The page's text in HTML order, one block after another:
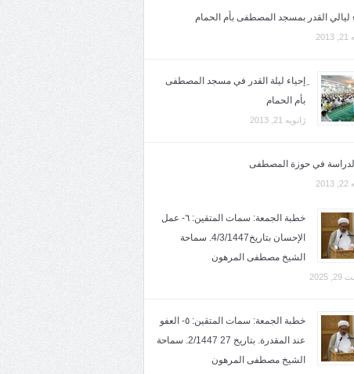
ليالي القدر بمسجد المصطفى بأم الحمام
ِإحياء ليلة القدر في مسجد المصطفى
بأم الحمام
ژانویه 21, 2013
في حوزة المصطفى
خطبة الجمعة: سمات المتقين: ٦- عمل
الإحسان بتاريخ4/3/1447. سماحة
الشيخ مصطفى المرهون
خطبة الجمعة: سمات المتقين: ٥- العفو
عند المقدرة. بتاريخ 27 2/1447. سماحة
الشيخ مصطفى المرهون